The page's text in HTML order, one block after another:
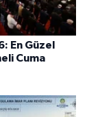
En Güzel
Cuma